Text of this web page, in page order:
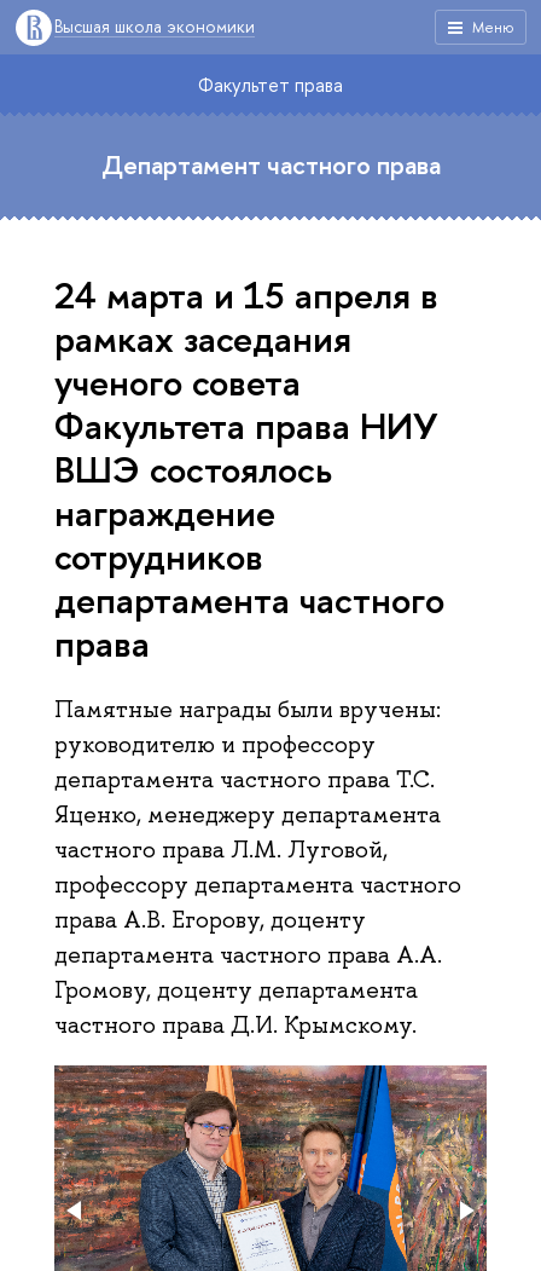
Меню
Высшая школа экономики
Факультет права
Департамент частного права
24 марта и 15 апреля в
рамках заседания
ученого совета
Факультета права НИУ
ВШЭ состоялось
награждение
сотрудников
департамента частного
права
Памятные награды были вручены:
руководителю и профессору
департамента частного права Т.С.
Яценко, менеджеру департамента
частного права Л.М. Луговой,
профессору департамента частного
права А.В. Егорову, доценту
департамента частного права А.А.
Громову, доценту департамента
частного права Д.И. Крымскому.